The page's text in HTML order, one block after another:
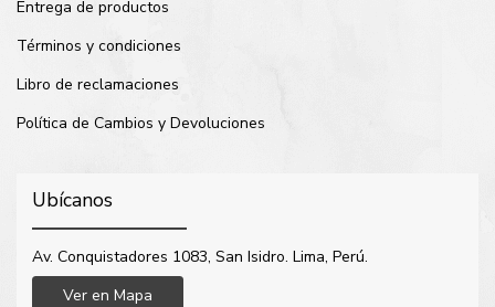
Entrega de productos
Términos y condiciones
Libro de reclamaciones
Política de Cambios y Devoluciones
Ubícanos
Av. Conquistadores 1083, San Isidro. Lima, Perú.
Ver en Mapa